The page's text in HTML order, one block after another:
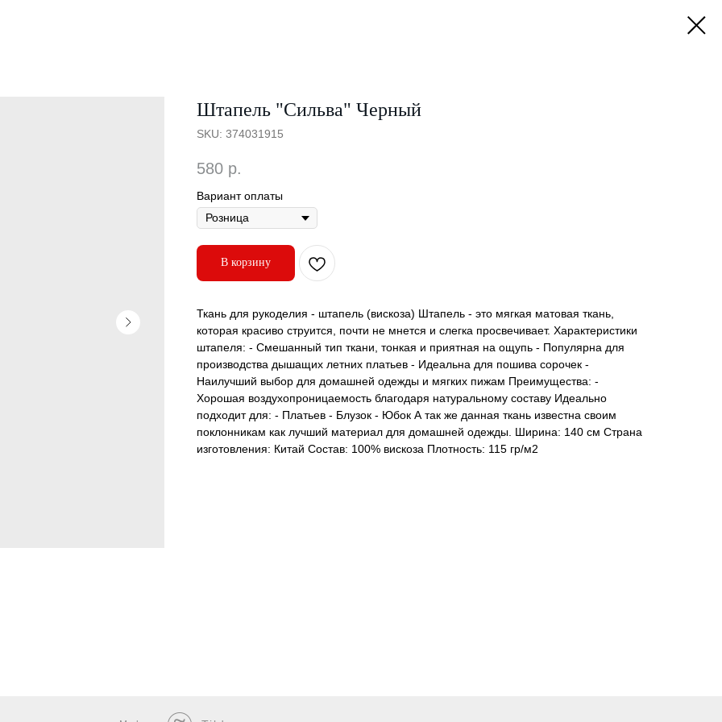
Штапель "Сильва" Черный
SKU: 374031915
580 р.
Вариант оплаты
В корзину
Ткань для рукоделия - штапель (вискоза) Штапель - это мягкая матовая ткань,
которая красиво струится, почти не мнется и слегка просвечивает. Характеристики
штапеля: - Смешанный тип ткани, тонкая и приятная на ощупь - Популярна для
производства дышащих летних платьев - Идеальна для пошива сорочек -
Наилучший выбор для домашней одежды и мягких пижам Преимущества: -
Хорошая воздухопроницаемость благодаря натуральному составу Идеально
подходит для: - Платьев - Блузок - Юбок А так же данная ткань известна своим
поклонникам как лучший материал для домашней одежды. Ширина: 140 см Страна
изготовления: Китай Состав: 100% вискоза Плотность: 115 гр/м2